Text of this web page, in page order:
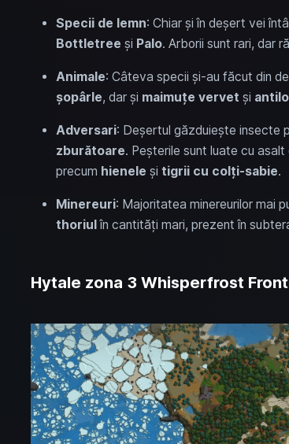
Specii de lemn: Chiar și în deșert vei
Bottletree și Palo. Arborii sunt rari, dar
Animale: Câteva specii și-au făcut din
șopârle, dar și maimuțe vervet și
Adversari: Deșertul găzduiește insecte
zburătoare. Peșterile sunt luate cu
precum hienele și tigrii cu colți-sabie.
Minereuri: Majoritatea minereurilor mai
thoriulîn cantități mari, prezent în
Hytale zona 3 Whisperfrost